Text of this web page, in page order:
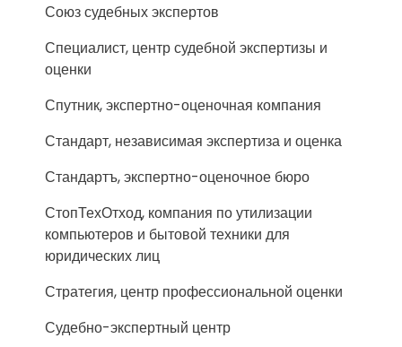
Союз судебных экспертов
Специалист, центр судебной экспертизы и
оценки
Спутник, экспертно-оценочная компания
Стандарт, независимая экспертиза и оценка
Стандартъ, экспертно-оценочное бюро
СтопТехОтход, компания по утилизации
компьютеров и бытовой техники для
юридических лиц
Стратегия, центр профессиональной оценки
Судебно-экспертный центр